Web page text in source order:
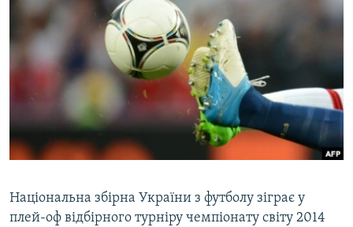
пошукуІНТЕРВ'Ю
ВСЕ ЗА ДЕНЬ
СПЕЦПРОЕКТИ
ВІДЕОУРОКИ «ELIFBE»
СВІДЧЕННЯ ОКУПАЦІЇ
ІНФОГРАФІКА
ЯК ОБІЙТИ БЛОКУВАННЯ
Русский
Qırımtatar
ДОЛУЧАЙСЯ!
Національна збірна України з футболу зіграє у
плей-оф відбірного турніру чемпіонату світу 2014